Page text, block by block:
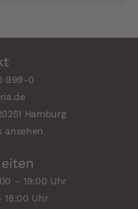
999-0
Hamburg
ansehen
– 19:00 Uhr
18:00 Uhr